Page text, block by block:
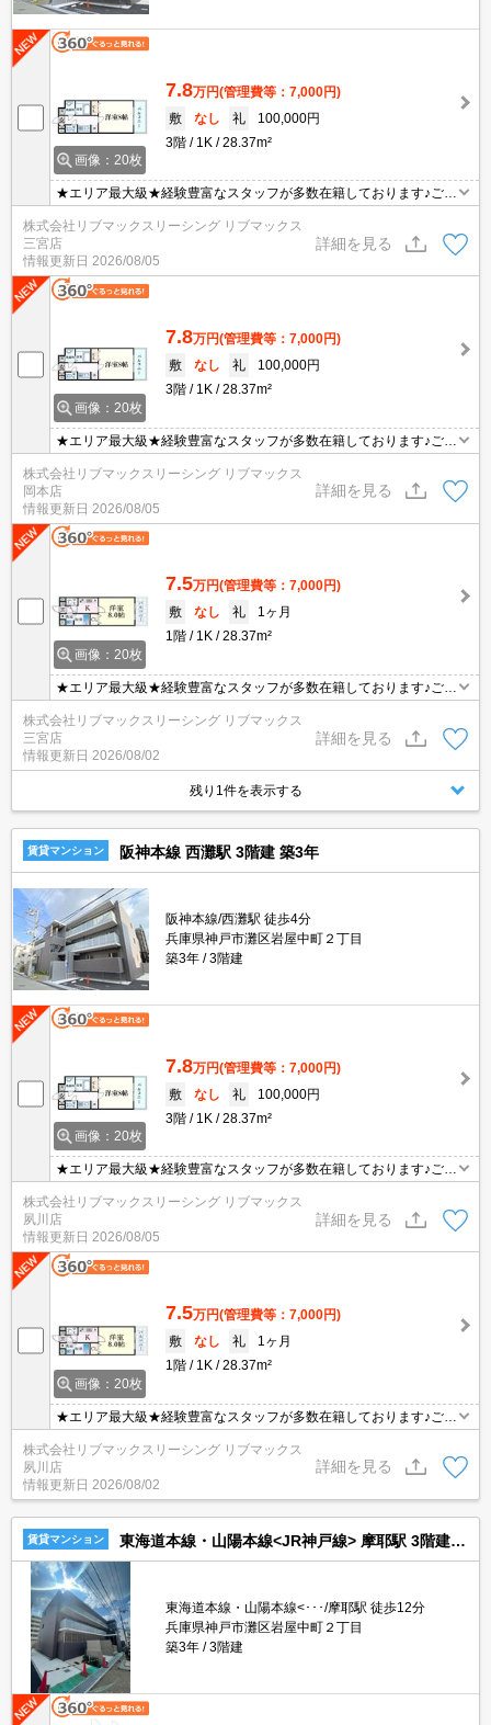
画像：20枚
7.8万円(管理費等：7,000円)
敷
なし 礼
100,000円
3階
1K 28.37m²
★エリア最大級★経験豊富なスタッフが多数在籍しております♪ご要
能！オンライン内覧・オンライン契約等弊社に一度も来店せずとも
問題ありません♪弊社ではネットに掲載されている物件も全てご紹介
可能になりますので気になる物件は全て申し付けください★
株式会社リブマックスリーシング リブマックス
三宮店
情報更新日 2026/08/05
詳細を見る
画像：20枚
7.8万円(管理費等：7,000円)
敷
なし 礼
100,000円
3階
1K 28.37m²
★エリア最大級★経験豊富なスタッフが多数在籍しております♪ご要
望がありましたらお申し付けください！初期費用クレジット支払可
能！オンライン内覧・オンライン契約等弊社に一度も来店せずとも
問題ありません♪弊社ではネットに掲載されている物件も全てご紹介
可能になりますので気になる物件は全て申し付けください★
株式会社リブマックスリーシング リブマックス
岡本店
情報更新日 2026/08/05
詳細を見る
画像：20枚
7.5万円(管理費等：7,000円)
敷
なし 礼
1ヶ月
1階
1K 28.37m²
★エリア最大級★経験豊富なスタッフが多数在籍しております♪ご要
望がありましたらお申し付けください！初期費用クレジット支払可
能！オンライン内覧・オンライン契約等弊社に一度も来店せずとも
問題ありません♪弊社ではネットに掲載されている物件も全てご紹介
可能になりますので気になる物件は全て申し付けください★
株式会社リブマックスリーシング リブマックス
三宮店
情報更新日 2026/08/02
詳細を見る
残り1件を表示する
賃貸マンション 阪神本線 西灘駅 3階建 築3年
阪神本線/西灘駅 徒歩4分
兵庫県神戸市灘区岩屋中町２丁目
築3年
3階建
画像：20枚
7.8万円(管理費等：7,000円)
敷
なし 礼
100,000円
3階
1K 28.37m²
★エリア最大級★経験豊富なスタッフが多数在籍しております♪ご要
能！オンライン内覧・オンライン契約等弊社に一度も来店せずとも
問題ありません♪弊社ではネットに掲載されている物件も全てご紹介
可能になりますので気になる物件は全て申し付けください★
株式会社リブマックスリーシング リブマックス
夙川店
情報更新日 2026/08/05
詳細を見る
画像：20枚
7.5万円(管理費等：7,000円)
敷
なし 礼
1ヶ月
1階
1K 28.37m²
★エリア最大級★経験豊富なスタッフが多数在籍しております♪ご要
望がありましたらお申し付けください！初期費用クレジット支払可
能！オンライン内覧・オンライン契約等弊社に一度も来店せずとも
問題ありません♪弊社ではネットに掲載されている物件も全てご紹介
可能になりますので気になる物件は全て申し付けください★
株式会社リブマックスリーシング リブマックス
夙川店
情報更新日 2026/08/02
詳細を見る
賃貸マンション 東海道本線・山陽本線<JR神戸線> 摩耶駅 3階建 築3年
東海道本線・山陽本線<･･･/摩耶駅 徒歩12分
兵庫県神戸市灘区岩屋中町２丁目
築3年
3階建